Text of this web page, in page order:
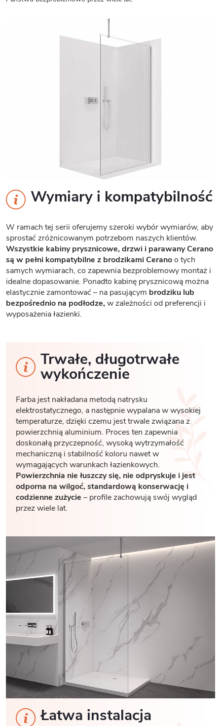
Wymiary i kompatybilność
W ramach tej serii oferujemy szeroki wybór wymiarów, aby
sprostać zróżnicowanym potrzebom naszych klientów.
Wszystkie kabiny prysznicowe, drzwi i parawany Cerano
są w pełni kompatybilne z brodzikami Ceranoo tych
samych wymiarach, co zapewnia bezproblemowy montaż i
idealne dopasowanie. Ponadto kabinę prysznicową można
elastycznie zamontować – na pasującym brodziku lub
bezpośrednio na podłodze,w zależności od preferencji i
wyposażenia łazienki.
Trwałe, długotrwałe
wykończenie
Farba jest nakładana metodą natrysku
elektrostatycznego, a następnie wypalana w wysokiej
temperaturze, dzięki czemu jest trwale związana z
powierzchnią aluminium. Proces ten zapewnia
doskonałą przyczepność, wysoką wytrzymałość
mechaniczną i stabilność koloru nawet w
wymagających warunkach łazienkowych.
Powierzchnia nie łuszczy się, nie odpryskuje i jest
odporna na wilgoć, standardową konserwację i
codzienne zużycie – profile zachowują swój wygląd
przez wiele lat.
Łatwa instalacja